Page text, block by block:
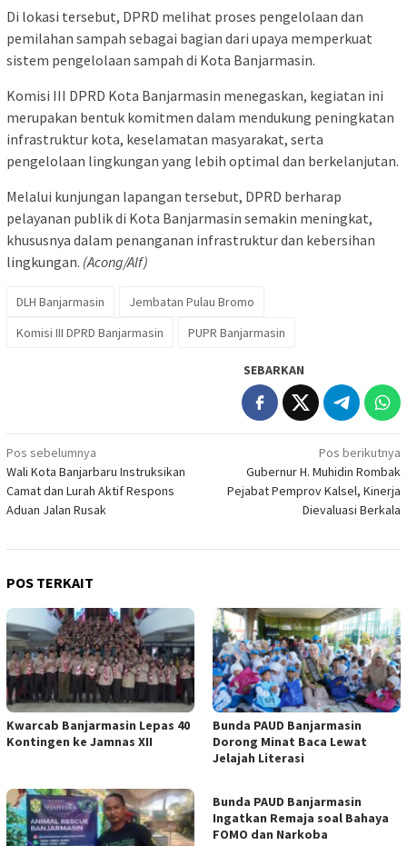
Di lokasi tersebut, DPRD melihat proses pengelolaan dan
pemilahan sampah sebagai bagian dari upaya memperkuat
sistem pengelolaan sampah di Kota Banjarmasin.
Komisi III DPRD Kota Banjarmasin menegaskan, kegiatan ini
merupakan bentuk komitmen dalam mendukung peningkatan
infrastruktur kota, keselamatan masyarakat, serta
pengelolaan lingkungan yang lebih optimal dan berkelanjutan.
Melalui kunjungan lapangan tersebut, DPRD berharap
pelayanan publik di Kota Banjarmasin semakin meningkat,
khususnya dalam penanganan infrastruktur dan kebersihan
lingkungan. (Acong/Alf)
DLH Banjarmasin
Jembatan Pulau Bromo
Komisi III DPRD Banjarmasin
PUPR Banjarmasin
SEBARKAN
Navigasi
pos
Pos sebelumnya
Wali Kota Banjarbaru Instruksikan
Camat dan Lurah Aktif Respons
Aduan Jalan Rusak
Pos berikutnya
Gubernur H. Muhidin Rombak
Pejabat Pemprov Kalsel, Kinerja
Dievaluasi Berkala
POS TERKAIT
Kwarcab Banjarmasin Lepas 40
Kontingen ke Jamnas XII
Bunda PAUD Banjarmasin
Dorong Minat Baca Lewat
Jelajah Literasi
Bunda PAUD Banjarmasin
Ingatkan Remaja soal Bahaya
FOMO dan Narkoba